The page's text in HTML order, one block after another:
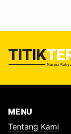
MENU
Tentang Kami